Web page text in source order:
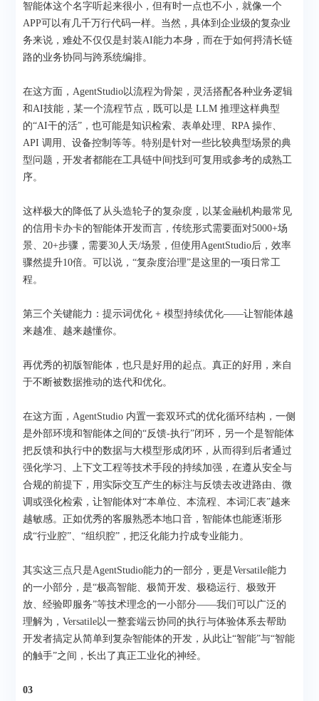
智能体这个名字听起来很小，但有时一点也不小，就像一个
APP可以有几千万行代码一样。当然，具体到企业级的复杂业
务来说，难处不仅仅是封装AI能力本身，而在于如何捋清长链
路的业务协同与跨系统编排。
在这方面，AgentStudio以流程为骨架，灵活搭配各种业务逻辑
和AI技能，某一个流程节点，既可以是 LLM 推理这样典型
的“AI干的活”，也可能是知识检索、表单处理、RPA 操作、
API 调用、设备控制等等。特别是针对一些比较典型场景的典
型问题，开发者都能在工具链中间找到可复用或参考的成熟工
序。
这样极大的降低了从头造轮子的复杂度，以某金融机构最常见
的信用卡办卡的智能体开发而言，传统形式需要面对5000+场
景、20+步骤，需要30人天/场景，但使用AgentStudio后，效率
骤然提升10倍。可以说，“复杂度治理”是这里的一项日常工
程。
第三个关键能力：提示词优化 + 模型持续优化——让智能体越
来越准、越来越懂你。
再优秀的初版智能体，也只是好用的起点。真正的好用，来自
于不断被数据推动的迭代和优化。
在这方面，AgentStudio 内置一套双环式的优化循环结构，一侧
是外部环境和智能体之间的“反馈-执行”闭环，另一个是智能体
把反馈和执行中的数据与大模型形成闭环，从而得到后者通过
强化学习、上下文工程等技术手段的持续加强，在遵从安全与
合规的前提下，用实际交互产生的标注与反馈去改进路由、微
调或强化检索，让智能体对“本单位、本流程、本词汇表”越来
越敏感。正如优秀的客服熟悉本地口音，智能体也能逐渐形
成“行业腔”、“组织腔”，把泛化能力拧成专业能力。
其实这三点只是AgentStudio能力的一部分，更是Versatile能力
的一小部分，是“极高智能、极简开发、极稳运行、极致开
放、经验即服务”等技术理念的一小部分——我们可以广泛的
理解为，Versatile以一整套端云协同的执行与体验体系去帮助
开发者搞定从简单到复杂智能体的开发，从此让“智能”与“智能
的触手”之间，长出了真正工业化的神经。
03